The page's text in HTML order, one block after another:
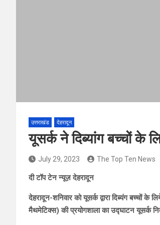
उत्तराखंड देहरादून
यूसर्क ने दिब्यांग बच्चों के
July 29, 2023 The Top Ten News
दी टॉप टेन न्यूज़ देहरादून
देहरादून-शनिवार को यूसर्क द्वारा दिब्यंग बच्चों
मैथमेटिक्स) की प्रयोगशाला का उद्घाटन यूसर्क